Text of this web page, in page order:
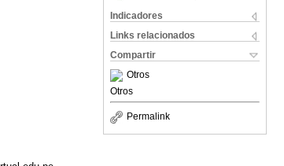
Indicadores
Links relacionados
Compartir
Otros
Otros
Permalink